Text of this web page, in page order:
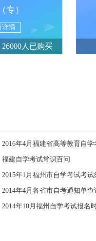
专）
详情
26000人已购买
2016年4月福建省高等教育自
福建自学考试常识百问
2015年1月福州市自学考试考试
2014年4月各省市自考通知单查
2014年10月福州自学考试报名